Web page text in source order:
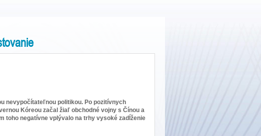
nevypočítateľnou politikou. Po pozitívnych
Kóreou začal žiaľ obchodné vojny s Čínou a
toho negatívne vplývalo na trhy vysoké zadĺženie